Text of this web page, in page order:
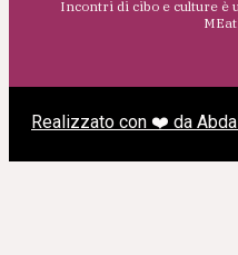
Incontri di cibo e culture è
Realizzato con ❤️ da